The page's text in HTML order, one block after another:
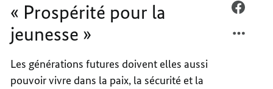
« Prospérité pour la
jeunesse »
Les générations futures doivent elles aussi
pouvoir vivre dans la paix, la sécurité et la